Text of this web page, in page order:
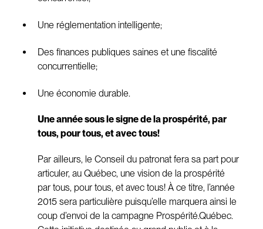
Une réglementation intelligente;
Des finances publiques saines et une fiscalité
concurrentielle;
Une économie durable.
Une année sous le signe de la prospérité, par
tous, pour tous, et avec tous!
Par ailleurs, le Conseil du patronat fera sa part pour
articuler, au Québec, une vision de la prospérité
par tous, pour tous, et avec tous! À ce titre, l’année
2015 sera particulière puisqu’elle marquera ainsi le
coup d’envoi de la campagne Prospérité.Québec.